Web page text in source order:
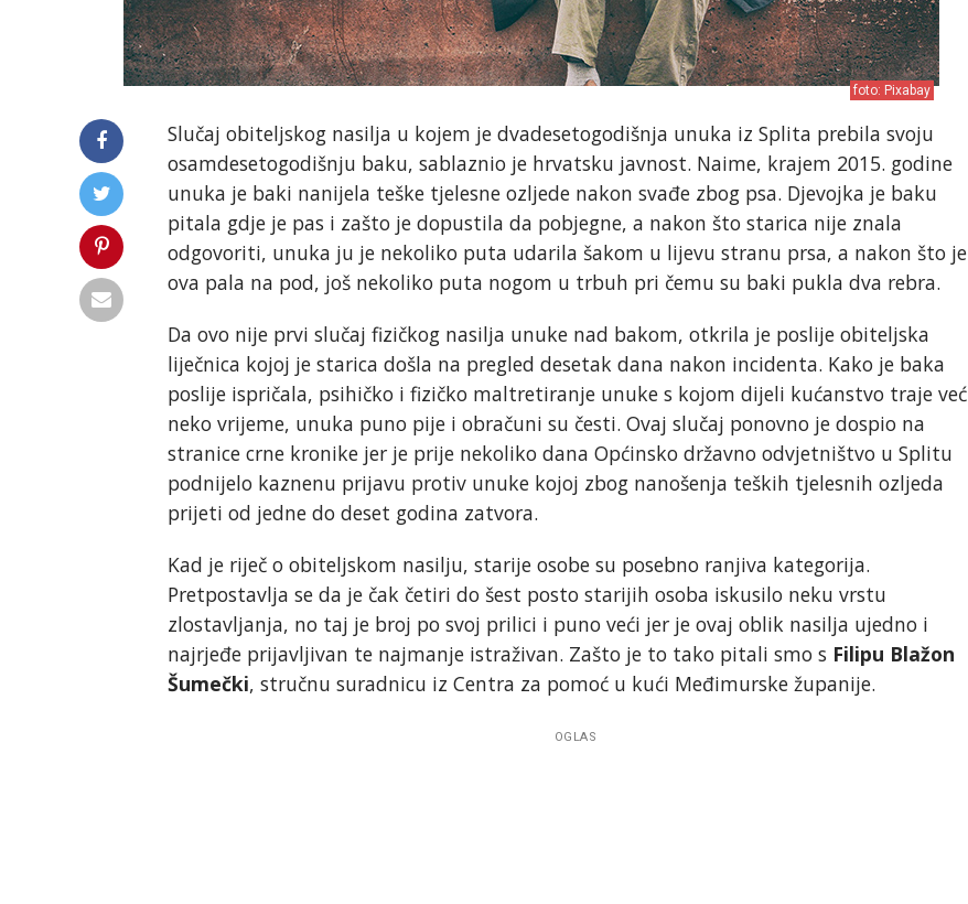
foto: Pixabay
Slučaj obiteljskog nasilja u kojem je dvadesetogodišnja unuka iz Splita prebila svoju
osamdesetogodišnju baku, sablaznio je hrvatsku javnost. Naime, krajem 2015. godine
unuka je baki nanijela teške tjelesne ozljede nakon svađe zbog psa. Djevojka je baku
pitala gdje je pas i zašto je dopustila da pobjegne, a nakon što starica nije znala
odgovoriti, unuka ju je nekoliko puta udarila šakom u lijevu stranu prsa, a nakon što je
ova pala na pod, još nekoliko puta nogom u trbuh pri čemu su baki pukla dva rebra.
Da ovo nije prvi slučaj fizičkog nasilja unuke nad bakom, otkrila je poslije obiteljska
liječnica kojoj je starica došla na pregled desetak dana nakon incidenta. Kako je baka
poslije ispričala, psihičko i fizičko maltretiranje unuke s kojom dijeli kućanstvo traje već
neko vrijeme, unuka puno pije i obračuni su česti. Ovaj slučaj ponovno je dospio na
stranice crne kronike jer je prije nekoliko dana Općinsko državno odvjetništvo u Splitu
podnijelo kaznenu prijavu protiv unuke kojoj zbog nanošenja teških tjelesnih ozljeda
prijeti od jedne do deset godina zatvora.
Kad je riječ o obiteljskom nasilju, starije osobe su posebno ranjiva kategorija.
Pretpostavlja se da je čak četiri do šest posto starijih osoba iskusilo neku vrstu
zlostavljanja, no taj je broj po svoj prilici i puno veći jer je ovaj oblik nasilja ujedno i
najrjeđe prijavljivan te najmanje istraživan. Zašto je to tako pitali smo s Filipu Blažon
Šumečki, stručnu suradnicu iz Centra za pomoć u kući Međimurske županije.
OGLAS